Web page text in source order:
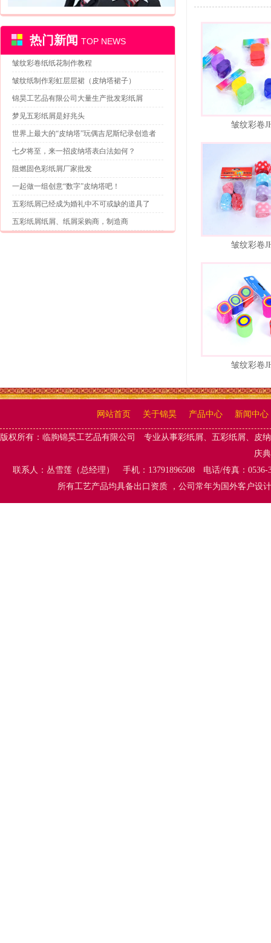
热门新闻 TOP NEWS
皱纹彩卷纸纸花制作教程
皱纹纸制作彩虹层层裙（皮纳塔裙子）
锦昊工艺品有限公司大量生产批发彩纸屑
梦见五彩纸屑是好兆头
世界上最大的“皮纳塔”玩偶吉尼斯纪录创造者
七夕将至，来一招皮纳塔表白法如何？
阻燃固色彩纸屑厂家批发
一起做一组创意“数字”皮纳塔吧！
五彩纸屑已经成为婚礼中不可或缺的道具了
五彩纸屑纸屑、纸屑采购商，制造商
皱纹彩卷
皱纹彩卷
皱纹彩卷
网站首页 关于锦昊 产品中心 新闻中心
版权所有： 临朐锦昊工艺品有限公司 专业从事彩纸屑、五彩纸屑、 皮
庆典
联系人：丛雪莲（总经理） 手机：13791896508 电话/传真：
所有工艺产品均具备出口资质 ，公司常年为国外客户设